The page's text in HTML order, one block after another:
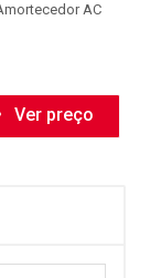
AC
Ver preço